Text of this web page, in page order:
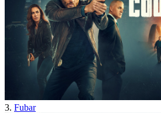
3. Fubar